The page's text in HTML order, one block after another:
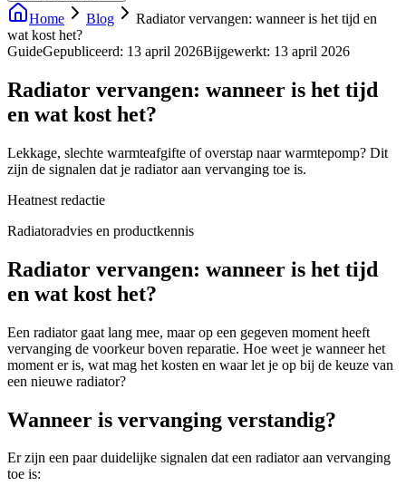
Home Blog
Radiator vervangen: wanneer is het tijd en
wat kost het?
GuideGepubliceerd: 13 april 2026Bijgewerkt: 13 april 2026
Radiator vervangen: wanneer is het tijd
en wat kost het?
Lekkage, slechte warmteafgifte of overstap naar warmtepomp? Dit
zijn de signalen dat je radiator aan vervanging toe is.
Heatnest redactie
Radiatoradvies en productkennis
Radiator vervangen: wanneer is het tijd
en wat kost het?
Een radiator gaat lang mee, maar op een gegeven moment heeft
vervanging de voorkeur boven reparatie. Hoe weet je wanneer het
moment er is, wat mag het kosten en waar let je op bij de keuze van
een nieuwe radiator?
Wanneer is vervanging verstandig?
Er zijn een paar duidelijke signalen dat een radiator aan vervanging
toe is: